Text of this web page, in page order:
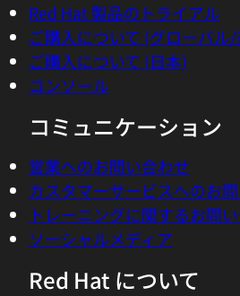
Red Hat 製品のトライアル
ご購入について (グローバル
ご購入について (日本)
コンソール
コミュニケーション
営業へのお問い合わせ
カスタマーサービスへのお
トレーニングに関するお問
ソーシャルメディア
Red Hat について